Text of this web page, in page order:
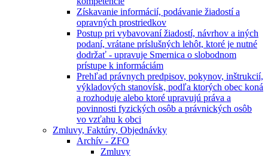
Získavanie informácií, podávanie žiadostí a
opravných prostriedkov
Postup pri vybavovaní žiadostí, návrhov a iných
podaní, vrátane príslušných lehôt, ktoré je nutné
dodržať - upravuje Smernica o slobodnom
prístupe k informáciám
Prehľad právnych predpisov, pokynov, inštrukcií,
výkladových stanovísk, podľa ktorých obec koná
a rozhoduje alebo ktoré upravujú práva a
povinnosti fyzických osôb a právnických osôb
vo vzťahu k obci
Zmluvy, Faktúry, Objednávky
Archív - ZFO
Zmluvy